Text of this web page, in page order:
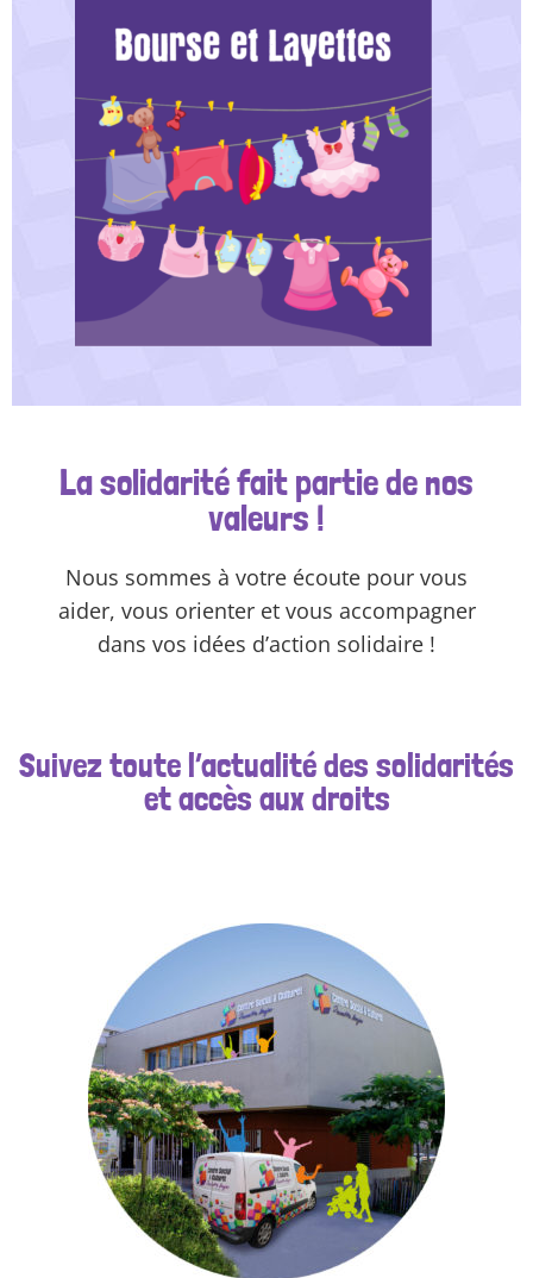
La solidarité fait partie de nos
valeurs !
Nous sommes à votre écoute pour vous
aider, vous orienter et vous accompagner
dans vos idées d’action solidaire !
Suivez toute l’actualité des solidarités
et accès aux droits